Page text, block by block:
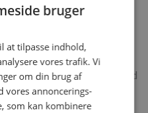
og kommunikationsevner,
med sundhedsfremme,
høj faglig kvalitet og
Vi arbejder med
beslutningstagning og
for defusing og faglig
bruger
at tilpasse indhold,
vores trafik. Vi
om din brug af
vores annoncerings-
som kan kombinere